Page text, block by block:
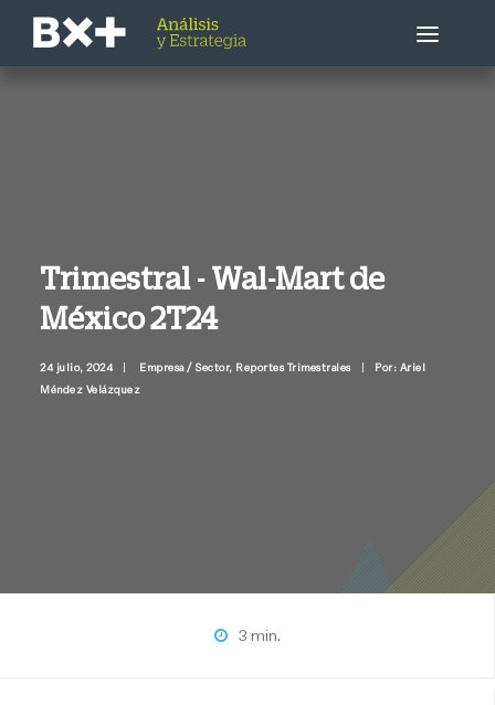
Otros
Llámenme ahora
Trimestral - Wal-Mart de
México 2T24
24 julio, 2024 Empresa / Sector, Reportes Trimestrales
Por: Ariel
Méndez Velázquez
3 min.